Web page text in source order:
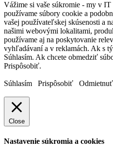
Vážime si vaše súkromie - my v
používame súbory cookie a
vašej používateľskej skúsenosti a
našimi webovými lokalitami,
používame aj na poskytovanie
vyhľadávaní a v reklamách. Ak s
Súhlasím. Ak chcete obmedziť
Prispôsobiť.
Súhlasím Prispôsobiť Odmietnuť
Close
Nastavenie súkromia a cookies